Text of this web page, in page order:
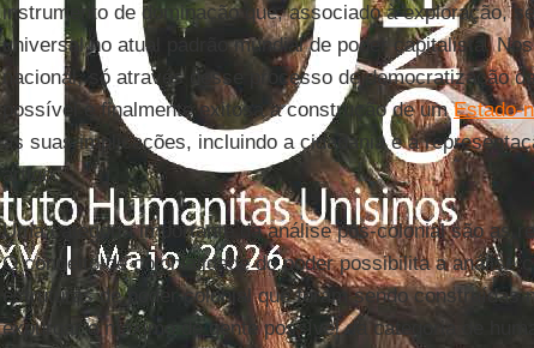
instrumento de dominação que, associado à exploração,
universal no atual padrão mundial de poder capitalista.
nacional, só através desse processo de democratização
possível e finalmente exitosa a construção de umEstado-
as suas implicações, incluindo a cidadania e a
artigo.
Uma categoria importante da análise pós-colonial são as
O conceito de colonialidade do poder possibilita a análise
estruturas de poder colonial que foram sendo construídas
expurgar o máximo de gente possível da categoria de